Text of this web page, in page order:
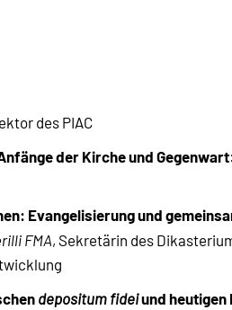
des PIAC
der Kirche und Gegenwart:
Evangelisierung und
FMA, Sekretärin des
depositum fideiund heutigen